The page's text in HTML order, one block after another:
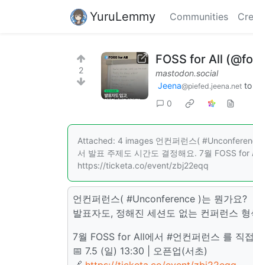
YuruLemmy Communities
2
FOSS for All
mastodon.social
Jeena@piefed.jeena.net to
0
Attached: 4 images 언컨퍼런스(
서 발표 주제도 시간도 결정해요. 7월 FOSS
https://ticketa.co/event/zbj22eqq
언컨퍼런스( #Unconference )는 뭔가요?
발표자도, 정해진 세션도 없는 컨퍼런스
7월 FOSS for All에서 #언컨퍼런스 를 직
📅 7.5 (일) 13:30 | 오픈업(서초)